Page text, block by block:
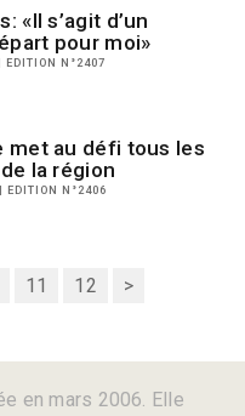
«Il s’agit d’un
pour moi»
N°2407
met au défi tous les
la région
EDITION N°2406
11 12 >
en mars 2006. Elle